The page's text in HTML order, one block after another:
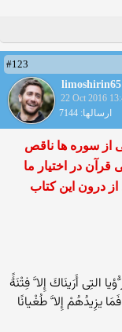
#123
22 Oct 2016
ارسالها: 7144
از سوره ها ناقص
قرآن در اختیار ما
درون اين كتاب
التِی أَرَینَاكَ إِلا َّ فِتْنَۀً
یزِیدُهُمْ إِلا َّ طُغْیانًا